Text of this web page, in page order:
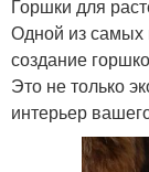
Горшки для
Одной из самых
создание
Это не только
интерьер